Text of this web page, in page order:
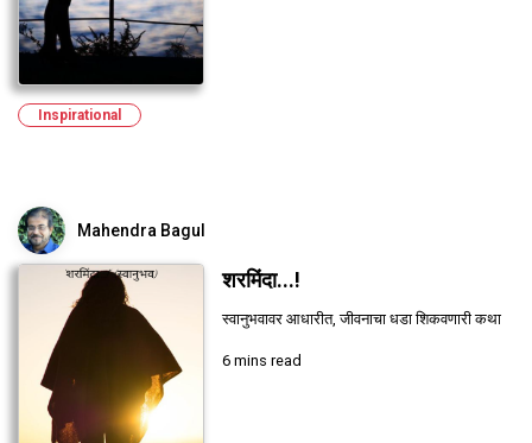
Inspirational
Mahendra Bagul
शरमिंदा...!
स्वानुभवावर आधारीत, जीवनाचा धडा शिकवणारी कथा
6 mins read